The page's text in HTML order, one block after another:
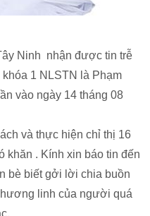
Ninh nhận được tin trễ
1 NLSTN là Phạm
vào ngày 14 tháng 08
và thực hiện chỉ thị 16
khăn . Kính xin báo tin đến
bè biết gởi lời chia buồn
linh của người quá